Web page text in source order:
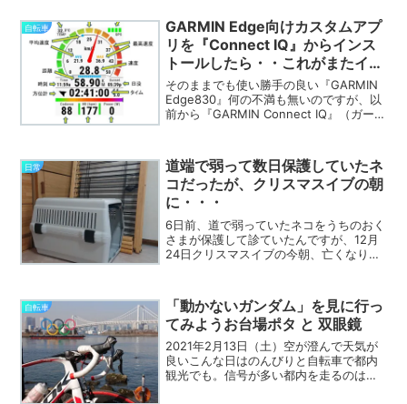
自転車
GARMIN Edge向けカスタムアプ
リを『Connect IQ』からインス
トールしたら・・これがまたイ
イ！ おすすめの3アプリ
そのままでも使い勝手の良い『GARMIN
Edge830』何の不満も無いのですが、以
前から『GARMIN Connect IQ』（ガーミ
示ができるカスタム画面が気にな...
日常
道端で弱って数日保護していたネ
コだったが、クリスマスイブの朝
に・・・
6日前、道で弱っていたネコをうちのおく
さまが保護して診ていたんですが、12月
24日クリスマスイブの今朝、亡くなりま
が私のクリスマスイブの出来事。悲しい
お話ですが記録して...
自転車
「動かないガンダム」を見に行っ
てみようお台場ポタ と 双眼鏡
2021年2月13日（土）空が澄んで天気が
良いこんな日はのんびりと自転車で都内
観光でも。信号が多い都内を走るのは疲